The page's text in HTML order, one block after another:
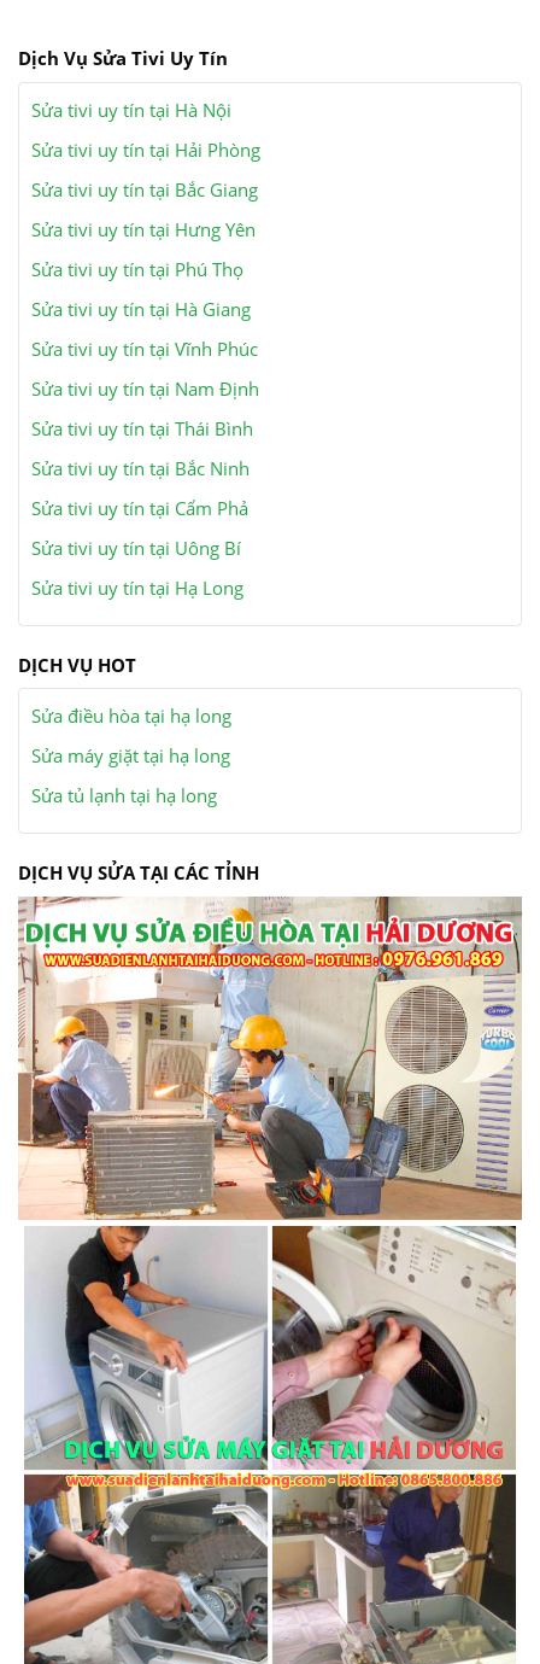
Dịch Vụ Sửa Tivi Uy Tín
Sửa tivi uy tín tại Hà Nội
Sửa tivi uy tín tại Hải Phòng
Sửa tivi uy tín tại Bắc Giang
Sửa tivi uy tín tại Hưng Yên
Sửa tivi uy tín tại Phú Thọ
Sửa tivi uy tín tại Hà Giang
Sửa tivi uy tín tại Vĩnh Phúc
Sửa tivi uy tín tại Nam Định
Sửa tivi uy tín tại Thái Bình
Sửa tivi uy tín tại Bắc Ninh
Sửa tivi uy tín tại Cẩm Phả
Sửa tivi uy tín tại Uông Bí
Sửa tivi uy tín tại Hạ Long
DỊCH VỤ HOT
Sửa điều hòa tại hạ long
Sửa máy giặt tại hạ long
Sửa tủ lạnh tại hạ long
DỊCH VỤ SỬA TẠI CÁC TỈNH